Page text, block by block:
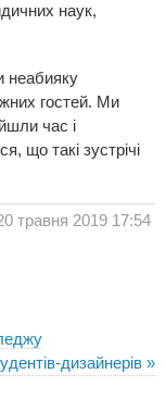
наук,
неабияку
гостей. Ми
час і
що такі зустрічі
травня 2019 17:54
дизайнерів »